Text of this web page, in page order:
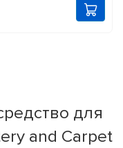
для
and Carpet